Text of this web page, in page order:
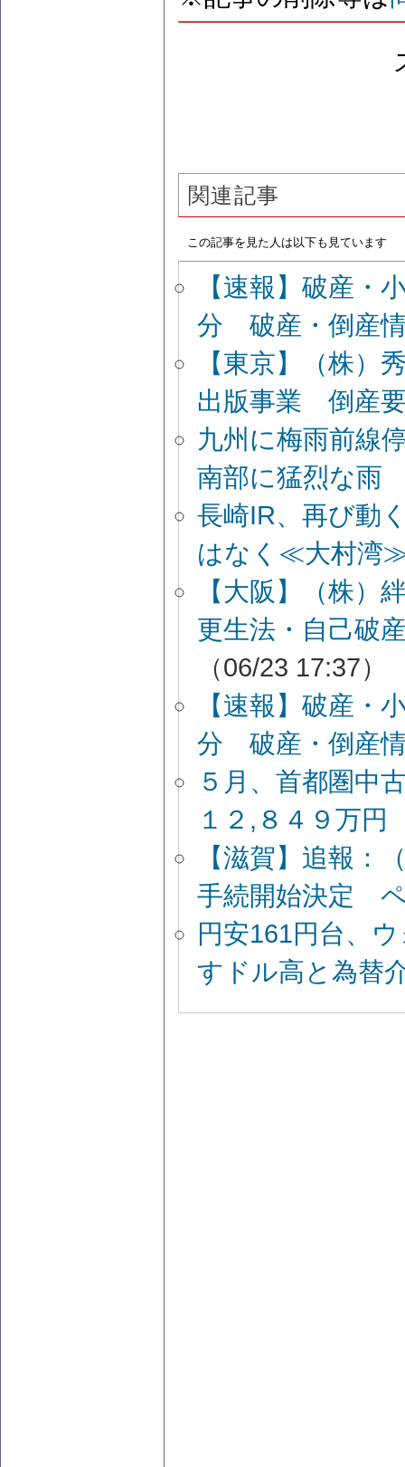
関連記事
この記事を見た人は以下も見ています
【速報】破産
分 破産・倒産
【東京】（株
出版事業 倒産
九州に梅雨前線
南部に猛烈な雨
長崎IR、再び動
はなく≪大村湾
【大阪】（株）
更生法・自己
（06/23 17:37）
【速報】破産
分 破産・倒産
５月、首都圏中
１２,８４９万
【滋賀】追報：
手続開始決定
円安161円台、
すドル高と為替